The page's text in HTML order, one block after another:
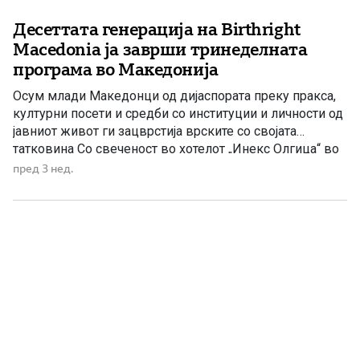
Десеттата генерација на Birthright
Macedonia ја заврши тринеделната
програма во Македонија
Осум млади Македонци од дијаспората преку пракса,
културни посети и средби со институции и личности од
јавниот живот ги зацврстија врските со својата
татковина Со свеченост во хотелот „Инекс Олгица“ во
Охрид беше затворено јубилејното десетто издание на
на Обединетата македонска дијаспора (United
пред 3 нед.